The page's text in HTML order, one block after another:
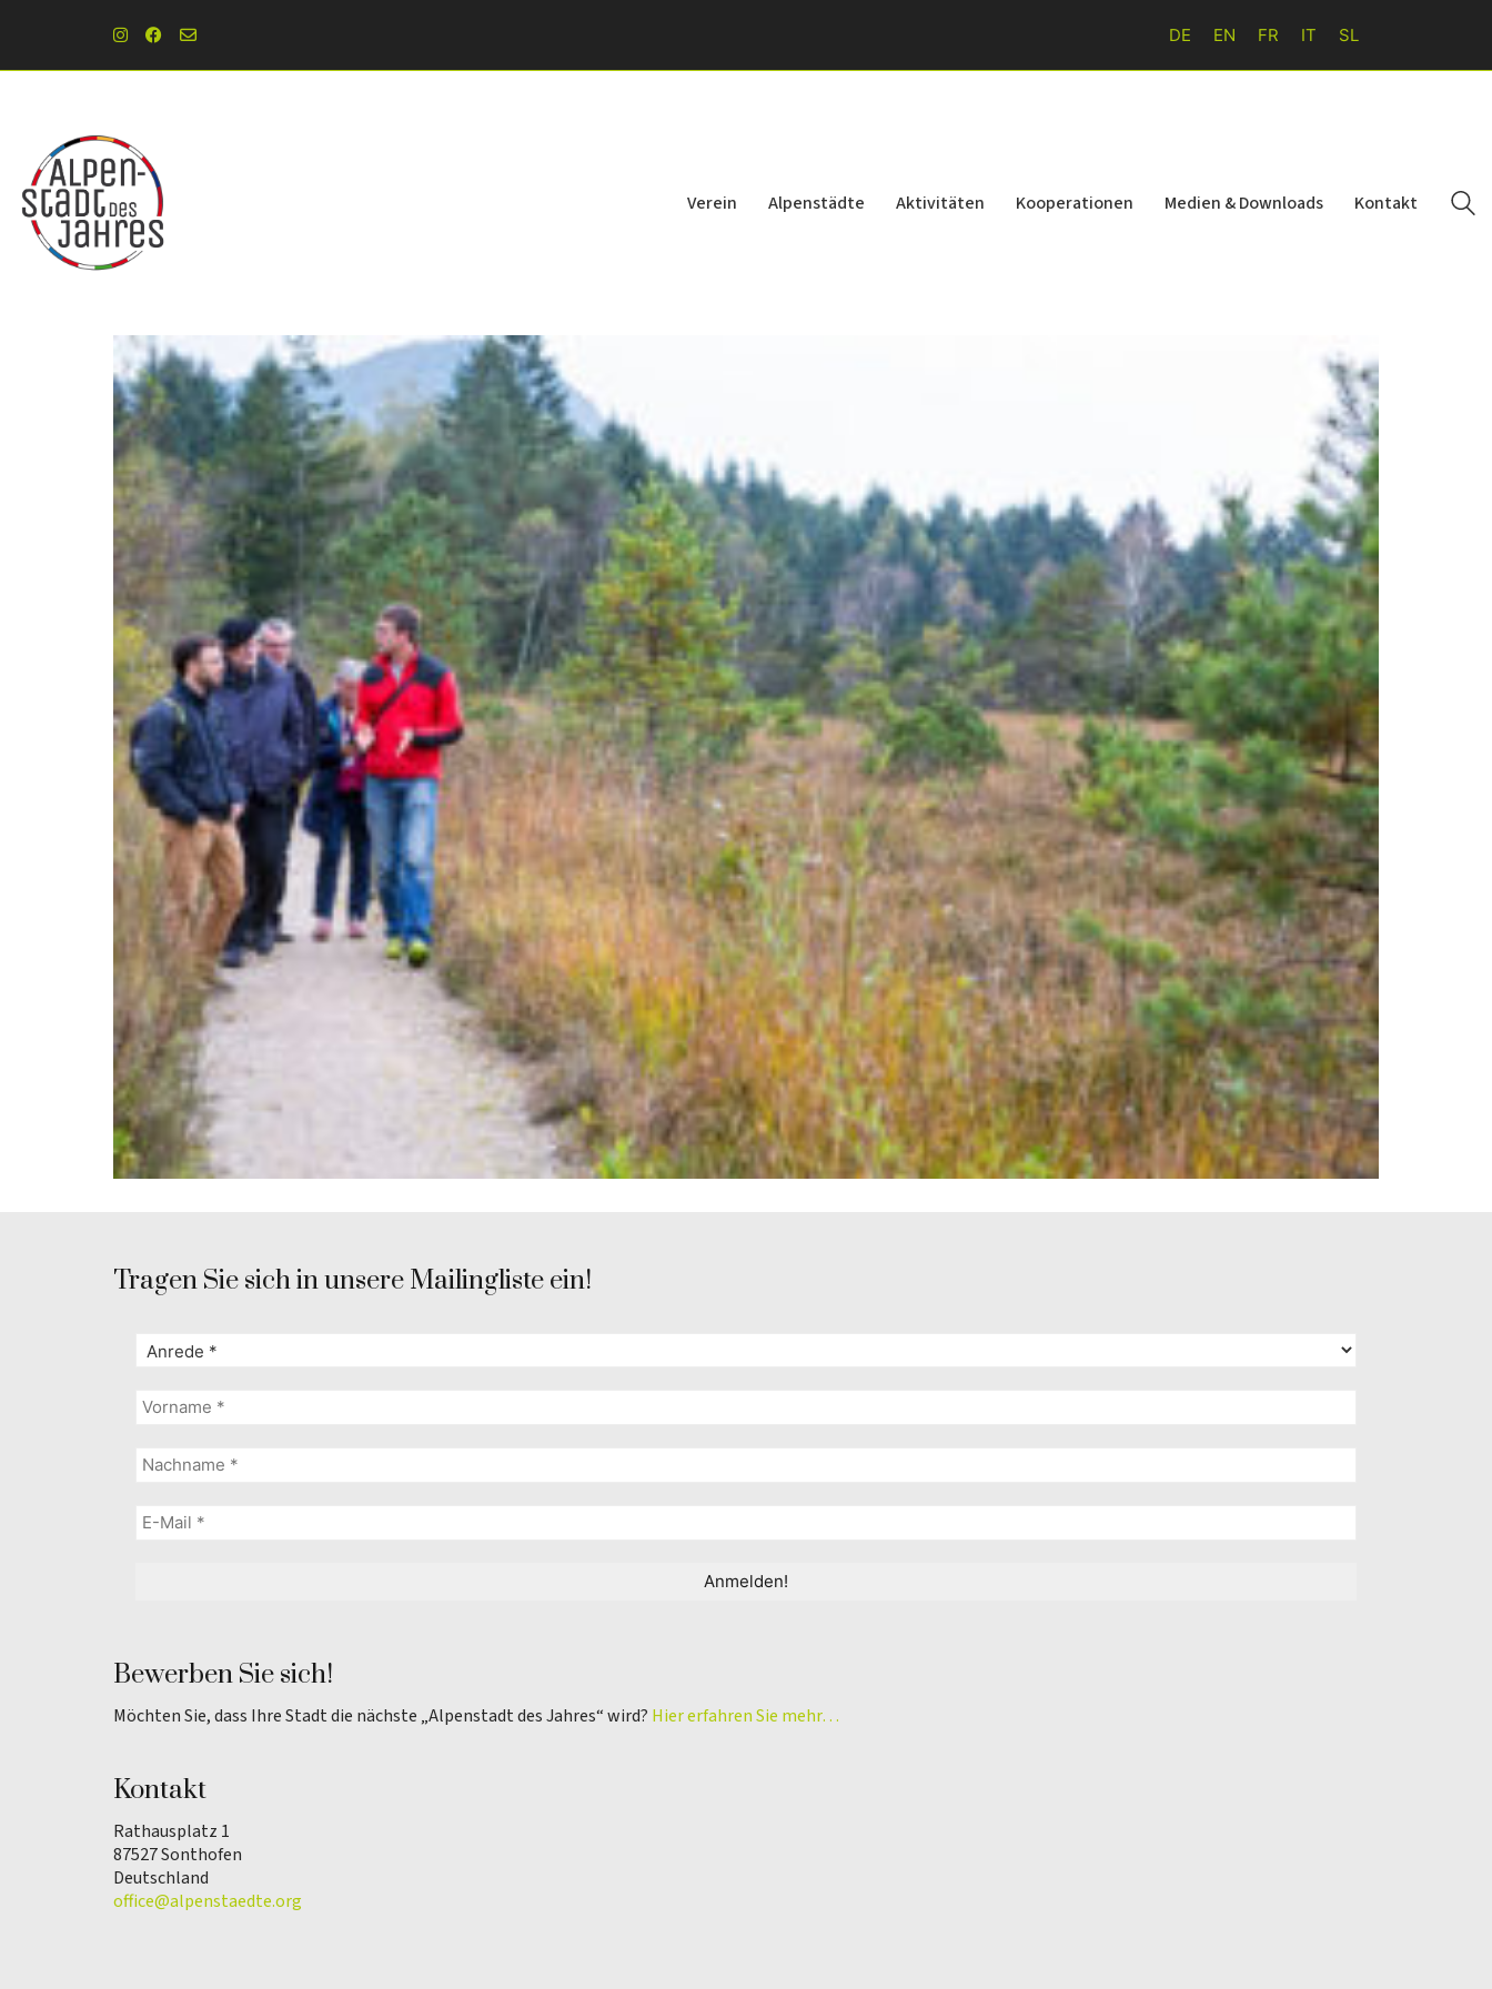
DE EN FR IT SL
Verein Alpenstädte Aktivitäten Kooperationen Medien & Downloads Kontakt
Tragen Sie sich in unsere Mailingliste ein!
Bewerben Sie sich!
Möchten Sie, dass Ihre Stadt die nächste „Alpenstadt des Jahres“ wird? Hier erfahren Sie mehr…
Kontakt
Rathausplatz 1
87527 Sonthofen
Deutschland
office@alpenstaedte.org